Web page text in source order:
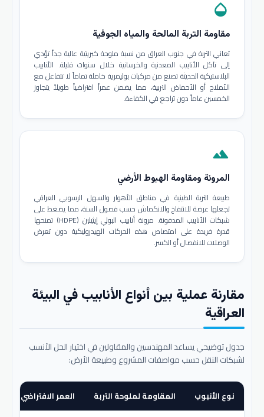
opacity
مقاومة التربة المالحة والمياه الجوفية
تعاني التربة في جنوب العراق من نسبة ملوحة كبريتية عالية جداً تؤدي
إلى تآكل الأنابيب المعدنية والخرسانية خلال سنوات قليلة. الأنابيب
البلاستيكية الحديثة تصنع من مركبات بوليمرية خاملة تماماً لا تتفاعل مع
الأملاح أو الأحماض التربية، مما يضمن عمراً افتراضياً طويلاً يتجاوز
الخمسين عاماً دون تراجع في الكفاءة.
terrain
المرونة ومقاومة الهبوط الأرضي
طبيعة التربة الطينية في مناطق الأهوار والسهل الرسوبي العراقي
تجعلها عرضة للانتفاخ والانكماش حسب فصول السنة، مما يضغط على
شبكات الأنابيب المدفونة. مرونة أنابيب البولي إيثيلين (HDPE) تمنحها
قدرة فريدة على امتصاص هذه الحركات الهيدروليكية دون تعرض
الوصلات للانفصال أو الكسر.
مقارنة عملية بين أنواع الأنابيب في البيئة
العراقية
جدول توضيحي يساعد المهندسين والمقاولين في اختيار الحل الأنسب
لشبكات النقل حسب مواصفات المشروع وطبيعة الأرض:
نوع الأنبوب المقاومة لملوحة التربة العمر الافتراضي